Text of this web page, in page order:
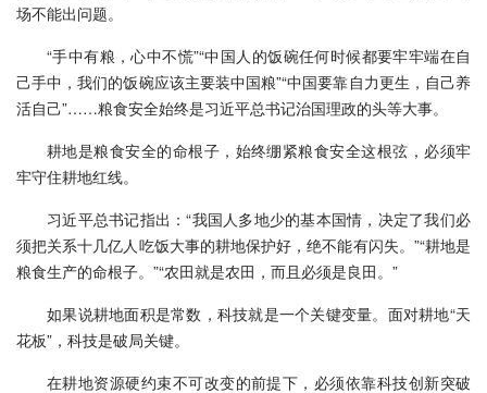
场不能出问题。
“手中有粮，心中不慌”“中国人的饭碗任何时候都要牢牢端在自
己手中，我们的饭碗应该主要装中国粮”“中国要靠自力更生，自己养
活自己”……粮食安全始终是习近平总书记治国理政的头等大事。
耕地是粮食安全的命根子，始终绷紧粮食安全这根弦，必须牢
牢守住耕地红线。
习近平总书记指出：“我国人多地少的基本国情，决定了我们必
须把关系十几亿人吃饭大事的耕地保护好，绝不能有闪失。”“耕地是
粮食生产的命根子。”“农田就是农田，而且必须是良田。”
如果说耕地面积是常数，科技就是一个关键变量。面对耕地“天
花板”，科技是破局关键。
在耕地资源硬约束不可改变的前提下，必须依靠科技创新突破